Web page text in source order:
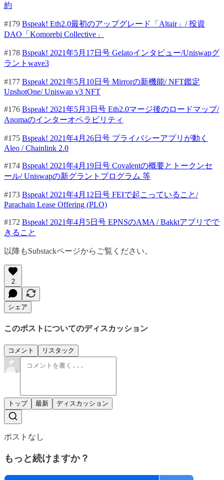
約
#179 Bspeak! Eth2.0最初のアップグレード「Altair」/ 投資
DAO「Komorebi Collective」
#178 Bspeak! 2021年5月17日号 Gelatoインタビュー/Uniswapグ
ラントwave3
#177 Bspeak! 2021年5月10日号 Mirrorの新機能/ NFT鑑定
UpshotOne/ Uniswap v3 NFT
#176 Bspeak! 2021年5月3日号 Eth2.0マージ後のロードマップ/
Anomaのインターオペラビリティ
#175 Bspeak! 2021年4月26日号 プライバシーアプリが動く
Aleo / Chainlink 2.0
#174 Bspeak! 2021年4月19日号 Covalentの概要とトークンセ
ール/ Uniswapの新グラントプログラム 等
#173 Bspeak! 2021年4月12日号 FEIで起こっていること/
Parachain Lease Offering (PLO)
#172 Bspeak! 2021年4月5日号 EPNSのAMA / Bakktアプリでで
きること
以降もSubstackページからご覧ください。
2
シェア
このポストについてのディスカッション
コメント リスタック
トップ 最新 ディスカッション
ポストなし
もっと続けますか？